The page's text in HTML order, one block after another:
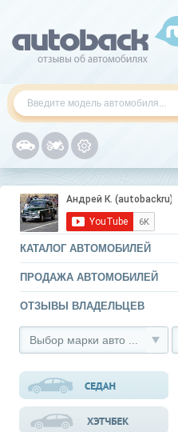
КАТАЛОГ АВТОМОБИЛЕЙ
ПРОДАЖА АВТОМОБИЛЕЙ
ОТЗЫВЫ ВЛАДЕЛЬЦЕВ
Выбор марки авто ...